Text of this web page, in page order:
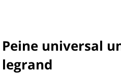
Peine universal
legrand